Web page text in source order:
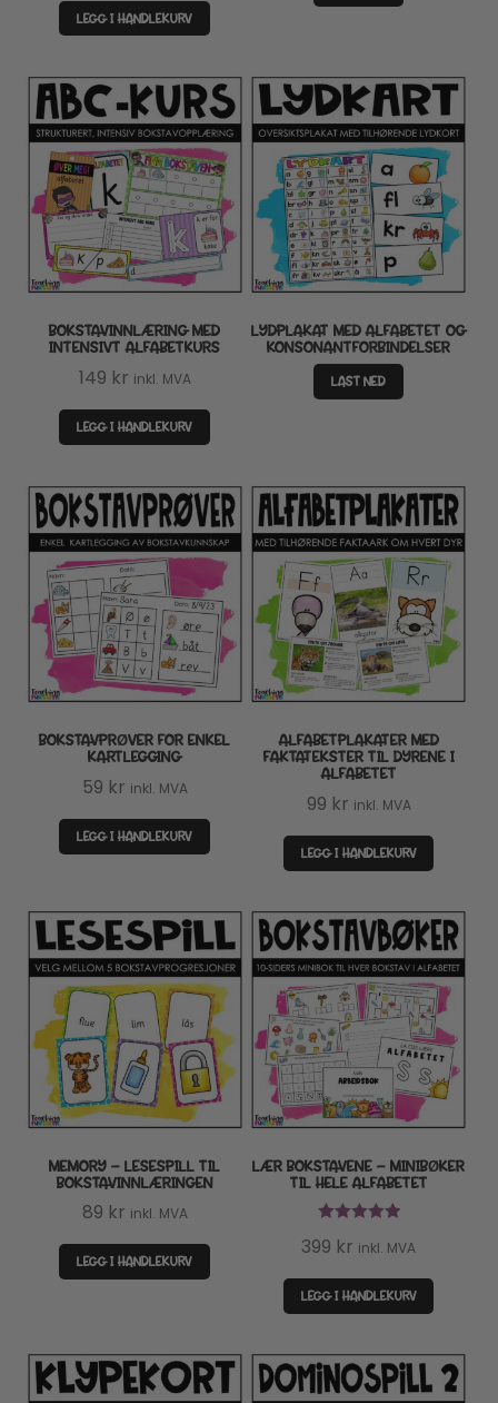
LEGG I HANDLEKURV
BOKSTAVINNLÆRING MED
INTENSIVT ALFABETKURS
149 kr inkl. MVA
LEGG I HANDLEKURV
LYDPLAKAT MED ALFABETET OG
KONSONANTFORBINDELSER
LAST NED
BOKSTAVPRØVER FOR ENKEL
KARTLEGGING
59 kr inkl. MVA
LEGG I HANDLEKURV
ALFABETPLAKATER MED
FAKTATEKSTER TIL DYRENE I
ALFABETET
99 kr inkl. MVA
LEGG I HANDLEKURV
MEMORY – LESESPILL TIL
BOKSTAVINNLÆRINGEN
89 kr inkl. MVA
LEGG I HANDLEKURV
LÆR BOKSTAVENE – MINIBØKER
TIL HELE ALFABETET
399 kr inkl. MVA
LEGG I HANDLEKURV